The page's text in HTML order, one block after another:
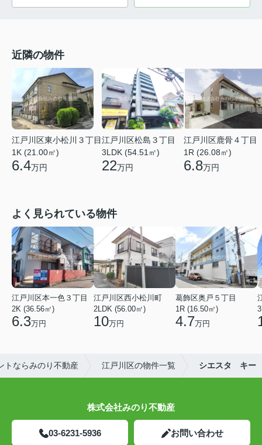
近隣の物件
江戸川区東小松川３丁目
1K (21.00㎡)
6.4万円
江戸川区松島３丁目
3LDK (54.51㎡)
22万円
江戸川区鹿骨４丁目
1R (26.08㎡)
6.8万円
よく見られている物件
江戸川区本一色３丁目
2K (36.56㎡)
6.3万円
江戸川区西小松川町
2LDK (56.00㎡)
10万円
葛飾区奥戸５丁目
1R (16.50㎡)
4.7万円
トならみのり不動産 江戸川区の物件一覧 シエスタ キー
株式会社みのり不動産
03-6231-5936 お問い合わせ